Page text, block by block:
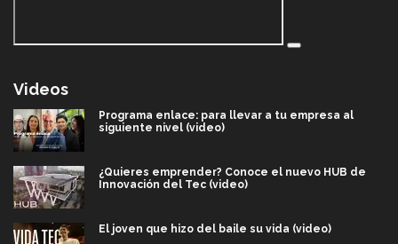
Videos
Programa enlace: para llevar a tu empresa al
siguiente nivel (video)
¿Quieres emprender? Conoce el nuevo HUB de
Innovación del Tec (video)
El joven que hizo del baile su vida (video)